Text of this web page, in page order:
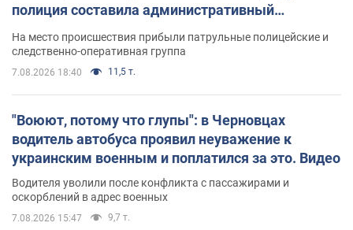
полиция составила административный
На место происшествия прибыли патрульные полицейские и
следственно-оперативная группа
7.08.2026 18:40 11,5 т.
"Воюют, потому что глупы": в Черновцах
водитель автобуса проявил неуважение к
украинским военным и поплатился за это. Видео
Водителя уволили после конфликта с пассажирами и
оскорблений в адрес военных
7.08.2026 15:47 9,7 т.